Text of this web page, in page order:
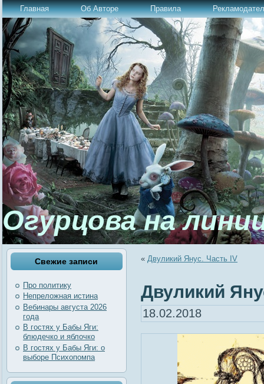
Главная Об Авторе Правила
Огурцова на
Свежие записи
Про политику
Непреложная истина
Вебинары августа 2026
года
В гостях у Бабы Яги:
блюдечко и яблочко
В гостях у Бабы Яги: о
выборе Психопомпа
« Двуликий Янус. Часть IV
Двуликий
18.02.2018